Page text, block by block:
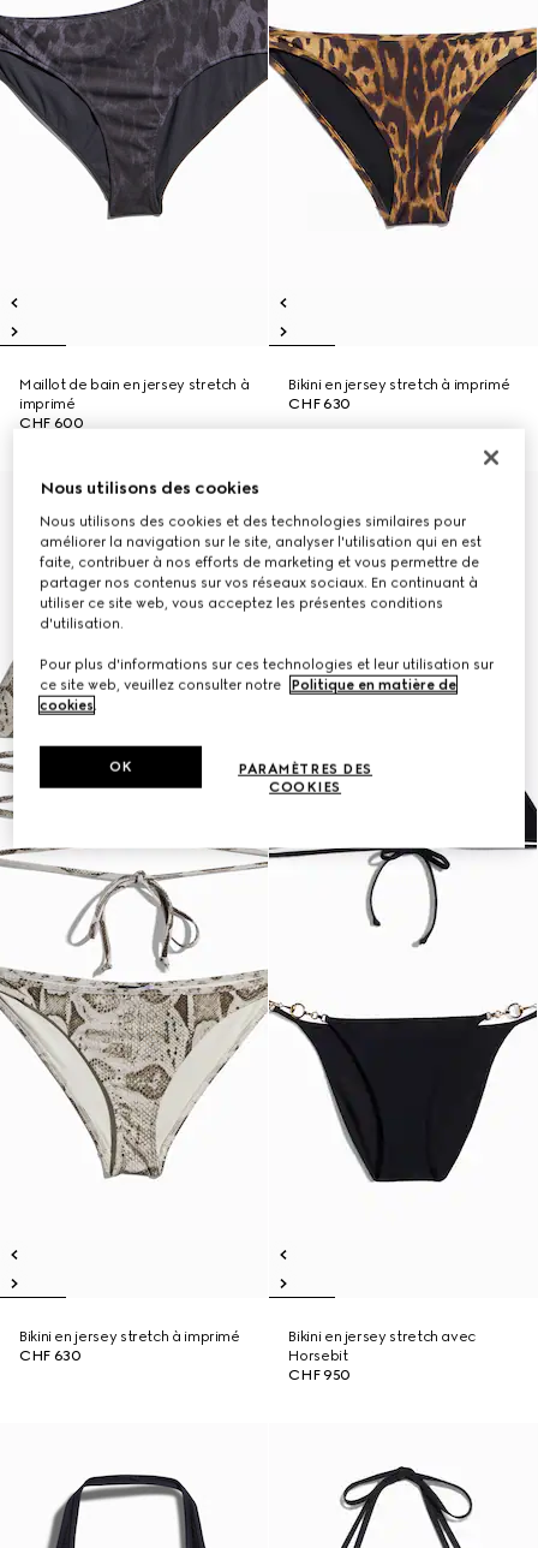
Maillot de bain en jersey stretch à
imprimé
CHF 600
Bikini en jersey stretch à imprimé
CHF 630
Bikini en jersey stretch à imprimé
CHF 630
Bikini en jersey stretch avec
Horsebit
CHF 950
Nous utilisons des cookies
Nous utilisons des cookies et des technologies similaires pour
améliorer la navigation sur le site, analyser l'utilisation qui en est
faite, contribuer à nos efforts de marketing et vous permettre de
partager nos contenus sur vos réseaux sociaux. En continuant à
utiliser ce site web, vous acceptez les présentes conditions
d'utilisation.
Pour plus d'informations sur ces technologies et leur utilisation sur
ce site web, veuillez consulter notre
Politique en matière de
cookies.
PARAMÈTRES DES
COOKIES
OK